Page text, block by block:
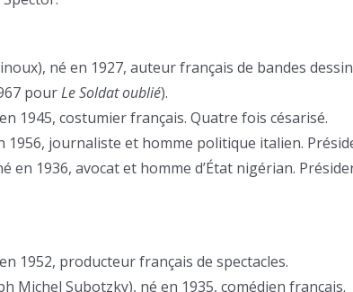
né en 1927, auteur français de bandes
pourLe Soldat oublié).
1945, costumier français. Quatre fois césarisé.
1956, journaliste et homme politique italien.
en 1936, avocat et homme d’État nigérian.
1952, producteur français de spectacles.
Michel Subotzky), né en 1935, comédien français.